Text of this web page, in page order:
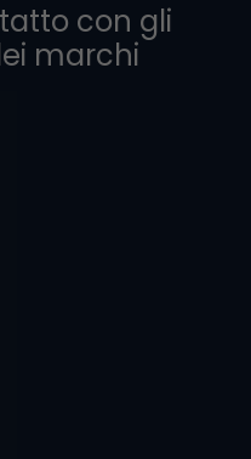
con gli
marchi